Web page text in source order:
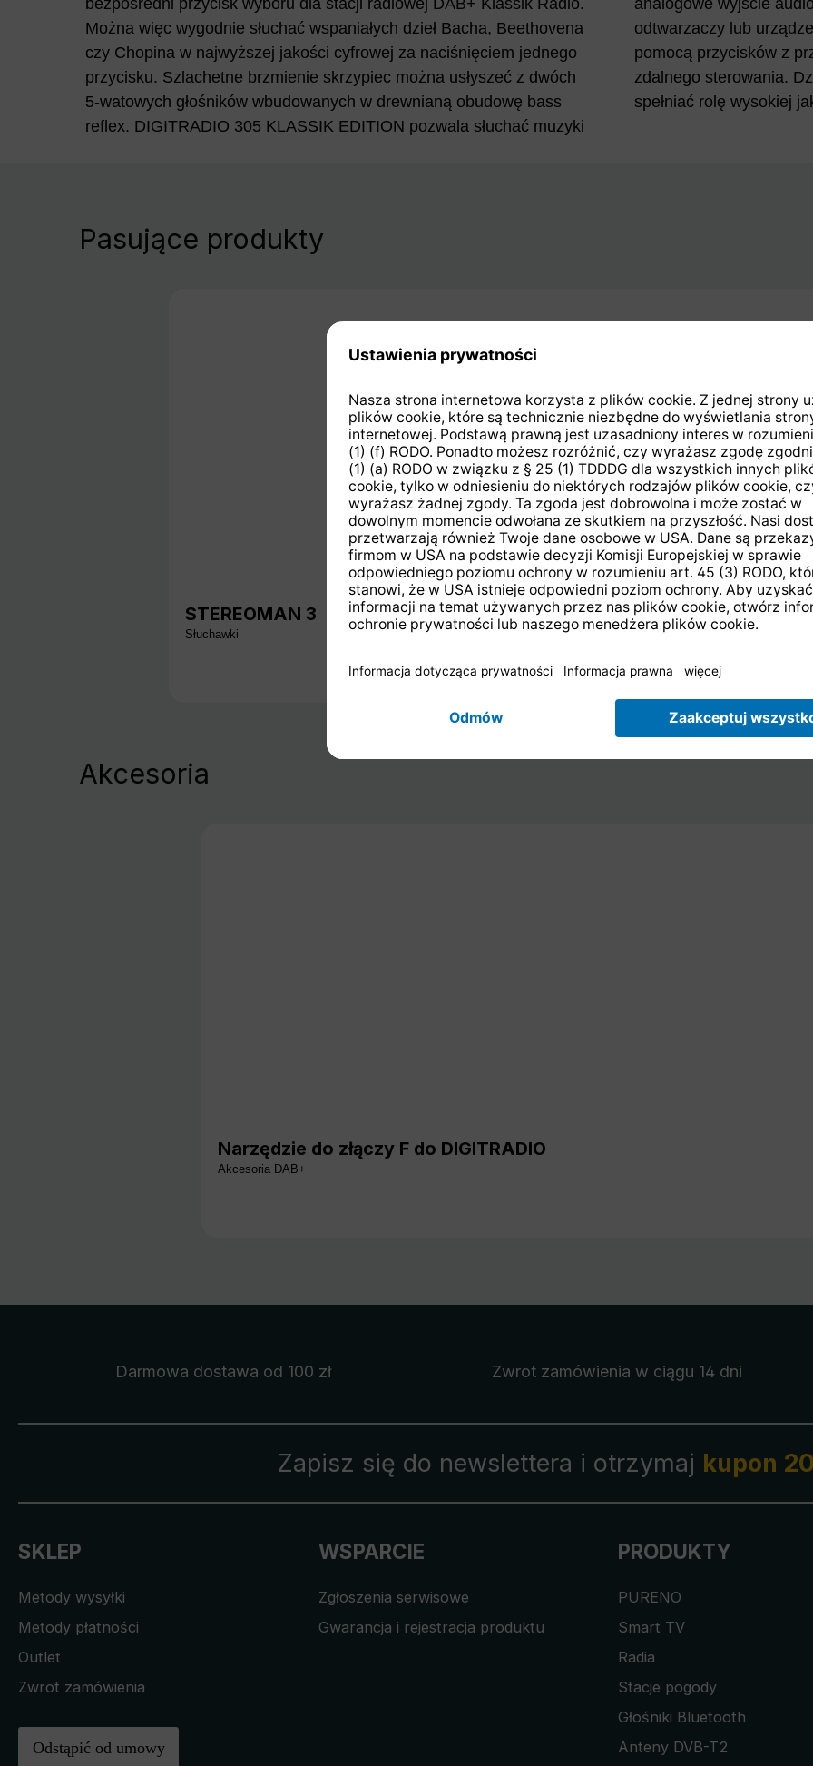
Można więc wygodnie słuchać wspaniałych dzieł Bacha, Beethovena
czy Chopina w najwyższej jakości cyfrowej za naciśnięciem jednego
przycisku. Szlachetne brzmienie skrzypiec można usłyszeć z dwóch
5-watowych głośników wbudowanych w drewnianą obudowę bass
reflex. DIGITRADIO 305 KLASSIK EDITION pozwala słuchać muzyki
odtwarzaczy lub urządzeń wyjściowych. Radio można obsługiwać za
pomocą przycisków z przodu urządzenia lub przy pomocy pilota
zdalnego sterowania. Dzięki funkcji budzenia i timera radio może
spełniać rolę wysokiej
Pasujące produkty
STEREOMAN 3
Słuchawki
Akcesoria
Narzędzie do złączy F do DIGITRADIO
Akcesoria DAB+
Darmowa dostawa od 100 zł Zwrot zamówienia w ciągu 14 dni
Zapisz się do newslettera i otrzymaj kupon
SKLEP
Metody wysyłki
Metody płatności
Outlet
Zwrot zamówienia
Odstąpić od umowy
WSPARCIE
Zgłoszenia serwisowe
Gwarancja i rejestracja produktu
PRODUKTY
PURENO
Smart TV
Radia
Stacje pogody
Głośniki Bluetooth
Anteny DVB-T2